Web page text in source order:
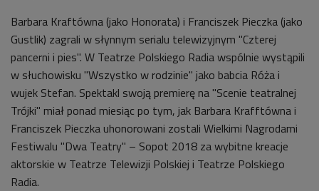
Barbara Kraftówna (jako Honorata) i Franciszek Pieczka (jako
Gustlik) zagrali w słynnym serialu telewizyjnym "Czterej
pancerni i pies". W Teatrze Polskiego Radia wspólnie wystąpili
w słuchowisku "Wszystko w rodzinie" jako babcia Róża i
wujek Stefan. Spektakl swoją premierę na "Scenie teatralnej
Trójki" miał ponad miesiąc po tym, jak Barbara Krafftówna i
Franciszek Pieczka uhonorowani zostali Wielkimi Nagrodami
Festiwalu "Dwa Teatry" – Sopot 2018 za wybitne kreacje
aktorskie w Teatrze Telewizji Polskiej i Teatrze Polskiego
Radia.